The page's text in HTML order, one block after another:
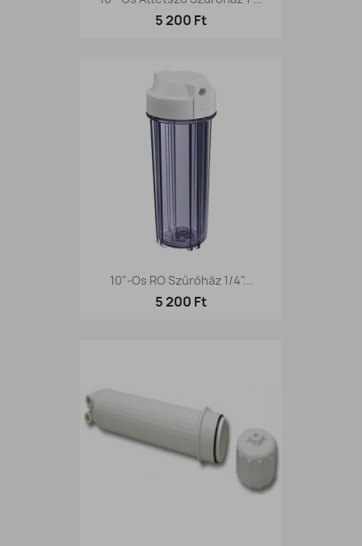
5 200 Ft
10"-Os RO Szűrőház 1/4"...
5 200 Ft